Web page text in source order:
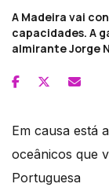
A Madeira vai
capacidades. A
almirante Jorge
Em causa está
oceânicos que
Portuguesa